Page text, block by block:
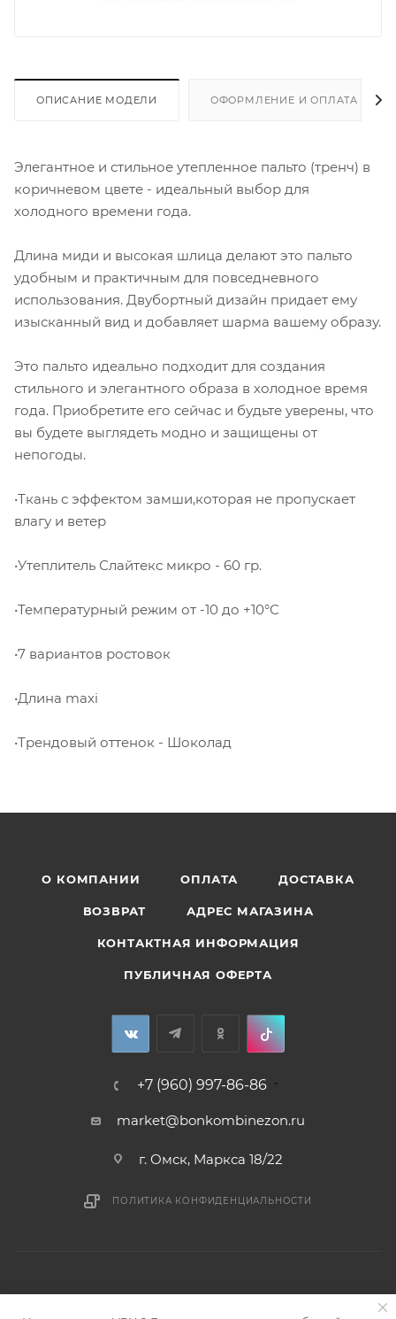
ОПИСАНИЕ МОДЕЛИ ОФОРМЛЕНИЕ И ОПЛАТА
Элегантное и стильное утепленное пальто (тренч) в
коричневом цвете - идеальный выбор для
холодного времени года.
Длина миди и высокая шлица делают это пальто
удобным и практичным для повседневного
использования. Двубортный дизайн придает ему
изысканный вид и добавляет шарма вашему образу.
Это пальто идеально подходит для создания
стильного и элегантного образа в холодное время
года. Приобретите его сейчас и будьте уверены, что
вы будете выглядеть модно и защищены от
непогоды.
•Ткань с эффектом замши,которая не пропускает
влагу и ветер
•Утеплитель Слайтекс микро - 60 гр.
•Температурный режим от -10 до +10°С
•7 вариантов ростовок
•Длина maxi
•Трендовый оттенок - Шоколад
О КОМПАНИИ ОПЛАТА ДОСТАВКА
ВОЗВРАТ АДРЕС МАГАЗИНА
КОНТАКТНАЯ ИНФОРМАЦИЯ
ПУБЛИЧНАЯ ОФЕРТА
+7 (960) 997-86-86
market@bonkombinezon.ru
г. Омск, Маркса 18/22
ПОЛИТИКА КОНФИДЕНЦИАЛЬНОСТИ